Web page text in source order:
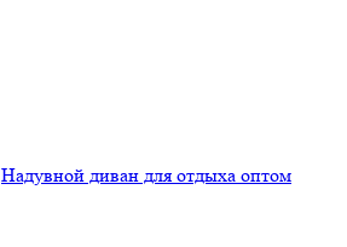
Надувной диван для отдыха оптом